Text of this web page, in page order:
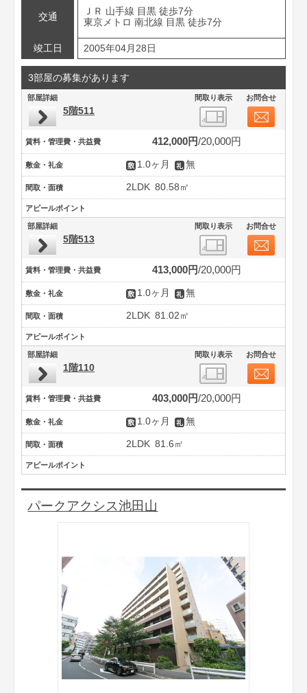
交通
ＪＲ 山手線 目黒 徒歩7分
東京メトロ 南北線 目黒 徒歩7分
竣工日 2005年04月28日
3部屋の募集があります
部屋詳細 間取り表示 お問合せ
5階511
賃料・管理費・共益費 412,000円 20,000円
敷金・礼金 1.0ヶ月 無
間取・面積 2LDK 80.58㎡
アピールポイント
部屋詳細 間取り表示 お問合せ
5階513
賃料・管理費・共益費 413,000円 20,000円
敷金・礼金 1.0ヶ月 無
間取・面積 2LDK 81.02㎡
アピールポイント
部屋詳細 間取り表示 お問合せ
1階110
賃料・管理費・共益費 403,000円 20,000円
敷金・礼金 1.0ヶ月 無
間取・面積 2LDK 81.6㎡
アピールポイント
パークアクシス池田山